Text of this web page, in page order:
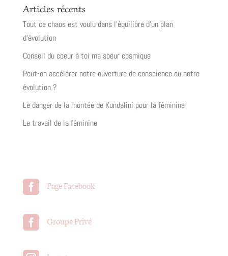
Articles récents
Tout ce chaos est voulu dans l’équilibre d’un plan
d’évolution
Conseil du coeur à toi ma soeur cosmique
Peut-on accélérer notre ouverture de conscience ou notre
évolution ?
Le danger de la montée de Kundalini pour la féminine
Le travail de la féminine
 Page Facebook
 Groupe Privé